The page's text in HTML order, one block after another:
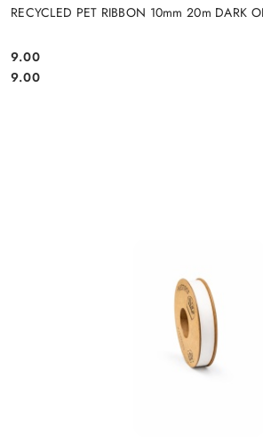
RECYCLED PET RIBBON 10mm 20m DARK
Cena:
9.00
Cena:
9.00